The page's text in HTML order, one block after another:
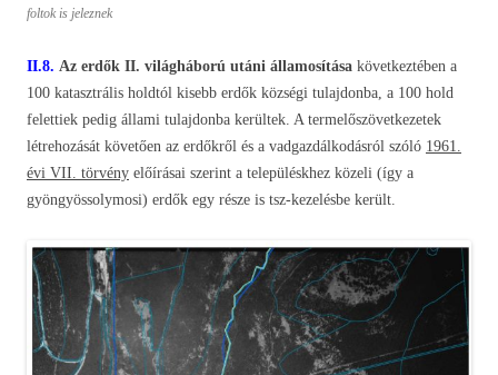
foltok is jeleznek
II.8. Az erdők II. világháború utáni államosítása következtében a
100 katasztrális holdtól kisebb erdők községi tulajdonba, a 100 hold
felettiek pedig állami tulajdonba kerültek. A termelőszövetkezetek
létrehozását követően az erdőkről és a vadgazdálkodásról szóló 1961.
évi VII. törvény előírásai szerint a településkhez közeli (így a
gyöngyössolymosi) erdők egy része is tsz-kezelésbe került.